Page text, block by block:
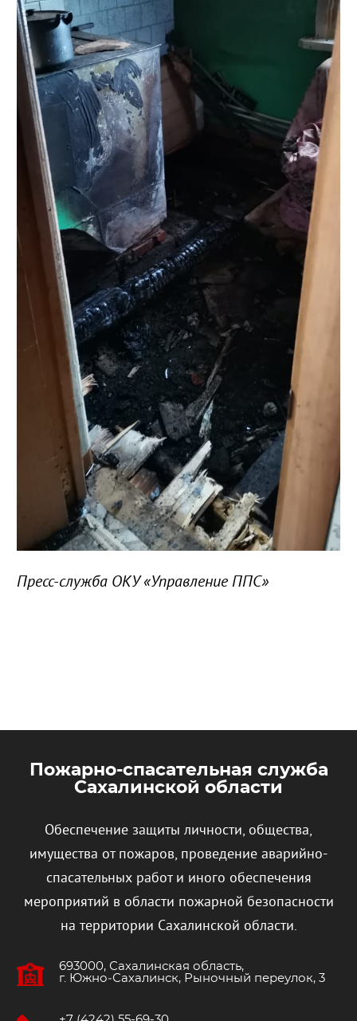
Пресс-служба ОКУ «Управление ППС»
Пожарно-спасательная служба
Сахалинской области
Обеспечение защиты личности, общества,
имущества от пожаров, проведение аварийно-
спасательных работ и иного обеспечения
мероприятий в области пожарной безопасности
на территории Сахалинской области.
693000, Сахалинская область,
г. Южно‐Сахалинск, Рыночный переулок, 3